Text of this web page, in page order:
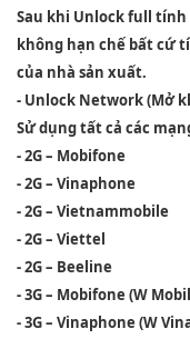
Sau khi Unlock full
không hạn chế bất cứ
của nhà sản xuất.
- Unlock Network (Mở
Sử dụng tất cả các
- 2G – Mobifone
- 2G – Vinaphone
- 2G – Vietnammobile
- 2G – Viettel
- 2G – Beeline
- 3G – Mobifone (W
- 3G – Vinaphone (W